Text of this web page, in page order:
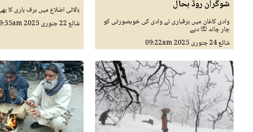
شوگران روڈ بحال
وادی کاغان میں برفباری نے وادی کی خوبصورتی کو
چار چاند لگا دیے
شائع24 جنوری 2025 09:22am
بالائی اضلاع میں برف باری کا
شائع22 جنوری 2025